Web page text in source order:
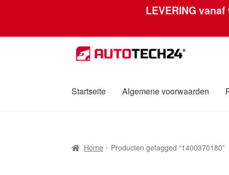
LEVERING vanaf
Ga
door
navigatie
Ga
naar
inhoud
Startseite Algemene voorwaarden
Over ons PrivacybeleidWereldwijde
Home Producten getagged “1400370180”